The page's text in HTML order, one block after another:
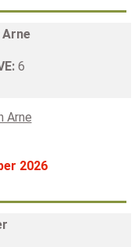
Arne
6
2026